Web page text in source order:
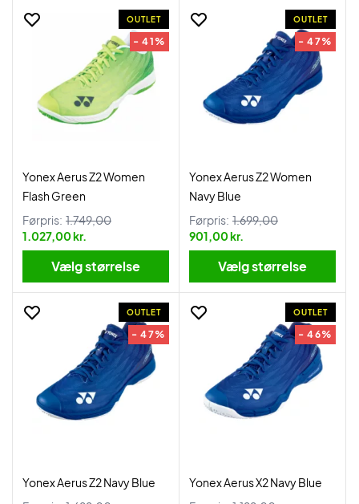
OUTLET
- 41%
Yonex Aerus Z2 Women
Flash Green
Førpris: 1.749,00
1.027,00 kr.
Vælg størrelse
OUTLET
- 47%
Yonex Aerus Z2 Women
Navy Blue
Førpris: 1.699,00
901,00 kr.
Vælg størrelse
OUTLET
- 47%
Yonex Aerus Z2 Navy Blue
OUTLET
- 46%
Yonex Aerus X2 Navy Blue